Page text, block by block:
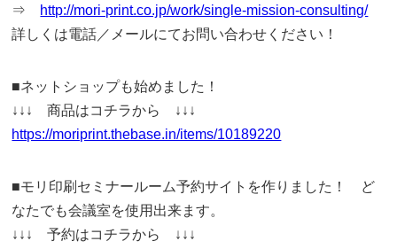
⇒ http://mori-print.co.jp/work/single-mission-consulting/
詳しくは電話／メールにてお問い合わせください！
■ネットショップも始めました！
↓↓↓ 商品はコチラから ↓↓↓
https://moriprint.thebase.in/items/10189220
■モリ印刷セミナールーム予約サイトを作りました！ ど
なたでも会議室を使用出来ます。
↓↓↓ 予約はコチラから ↓↓↓